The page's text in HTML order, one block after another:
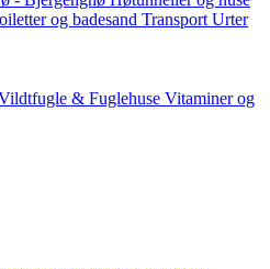
og badesand Transport Urter
& Fuglehuse Vitaminer og